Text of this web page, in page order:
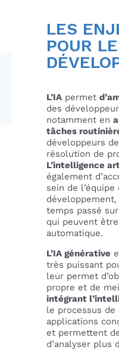
LES
POUR
L’IA permet
des
notamment en
tâches
développeurs
résolution de
L’intelligence
également
sein de
temps passé
qui peuvent
automatique.
L’IA générative
très puissant
leur permet
propre et de
intégrant
le processus
applications
et permettent
d’analyser plus